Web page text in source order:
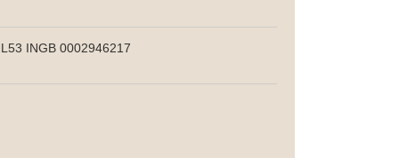
INGB 0002946217